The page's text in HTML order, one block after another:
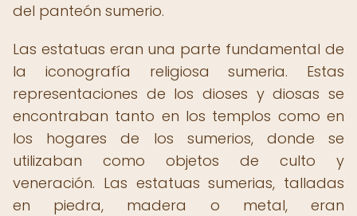
del panteón sumerio.
Las estatuas eran una parte fundamental de
la iconografía religiosa sumeria. Estas
representaciones de los dioses y diosas se
encontraban tanto en los templos como en
los hogares de los sumerios, donde se
utilizaban como objetos de culto y
veneración. Las estatuas sumerias, talladas
en piedra, madera o metal, eran